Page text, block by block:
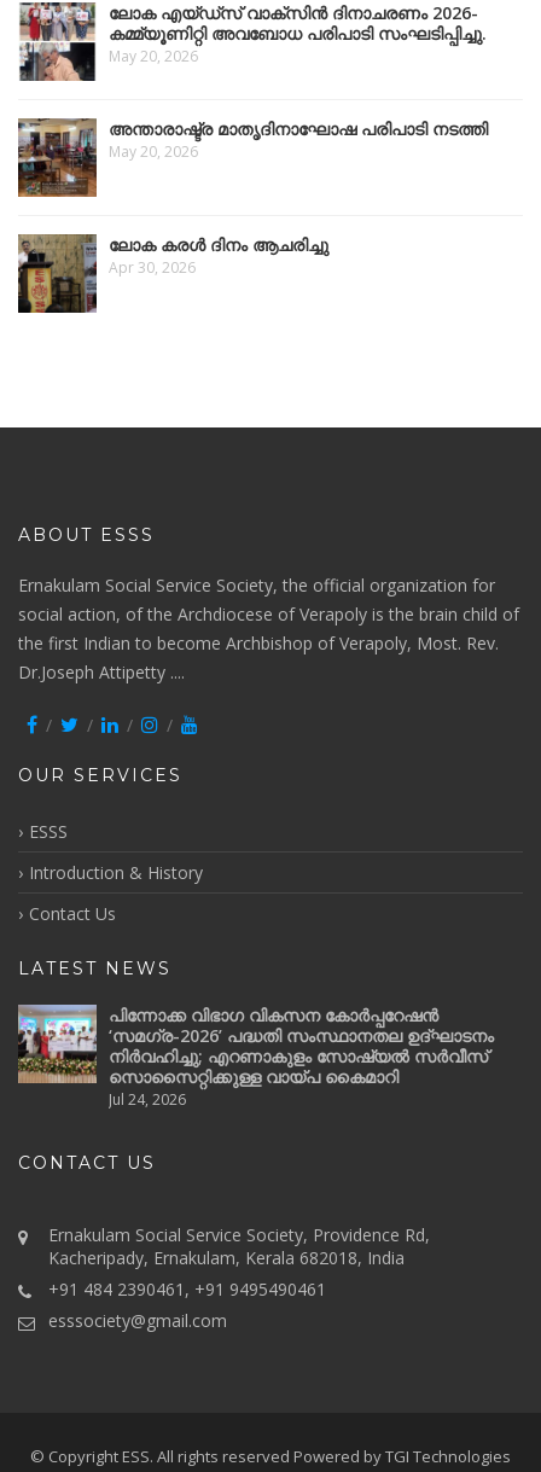
ലോക എയ്ഡ്സ് വാക്സിൻ ദിനാചരണം 2026-
കമ്മ്യൂണിറ്റി അവബോധ പരിപാടി സംഘടിപ്പിച്ചു.
May 20, 2026
അന്താരാഷ്ട്ര മാതൃദിനാഘോഷ പരിപാടി നടത്തി
May 20, 2026
ലോക കരൾ ദിനം ആചരിച്ചു
Apr 30, 2026
ABOUT ESSS
Ernakulam Social Service Society, the official organization for
social action, of the Archdiocese of Verapoly is the brain child of
the first Indian to become Archbishop of Verapoly, Most. Rev.
Dr.Joseph Attipetty ....
OUR SERVICES
ESSS
Introduction & History
Contact Us
LATEST NEWS
പിന്നോക്ക വിഭാഗ വികസന കോർപ്പറേഷൻ
‘സമഗ്ര-2026’ പദ്ധതി സംസ്ഥാനതല ഉദ്ഘാടനം
നിർവഹിച്ചു; എറണാകുളം സോഷ്യൽ സർവീസ്
സൊസൈറ്റിക്കുള്ള വായ്പ കൈമാറി
Jul 24, 2026
CONTACT US
Ernakulam Social Service Society, Providence Rd,
Kacheripady, Ernakulam, Kerala 682018, India
+91 484 2390461, +91 9495490461
esssociety@gmail.com
© Copyright ESS. All rights reserved Powered byTGI Technologies